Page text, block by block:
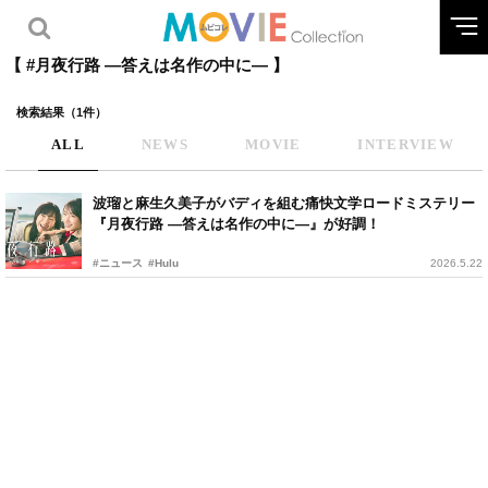
【 #月夜行路 ―答えは名作の中に― 】
検索結果（1件）
ALL NEWS MOVIE INTERVIEW
波瑠と麻生久美子がバディを組む痛快文学ロードミステリー
『月夜行路 ―答えは名作の中に―』が好調！
#ニュース #Hulu 2026.5.22